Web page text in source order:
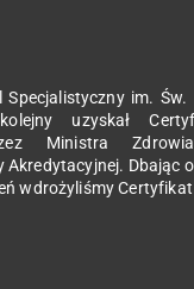
Specjalistyczny im. Św.
uzyskał
Ministra
Akredytacyjnej. Dbając
wdrożyliśmy